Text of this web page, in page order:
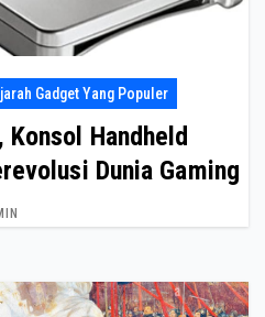
Gadget Yang Populer
Handheld
Dunia Gaming